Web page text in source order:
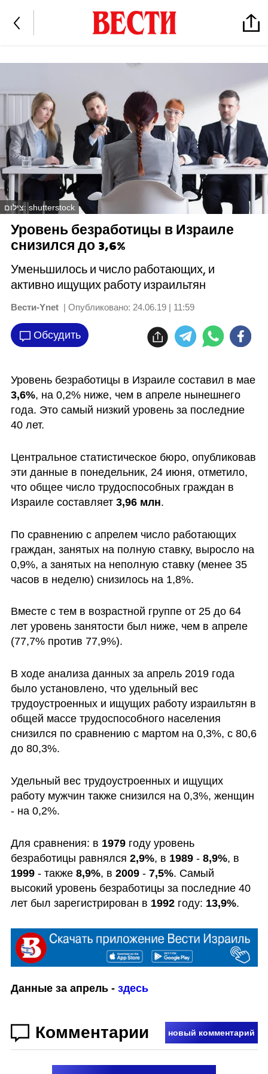
צילום: shutterstock
Уровень безработицы в Израиле
снизился до 3,6%
Уменьшилось и число работающих, и
активно ищущих работу израильтян
Вести-Ynet | Опубликовано: 24.06.19 | 11:59
Обсудить
Уровень безработицы в Израиле составил в мае
3,6%, на 0,2% ниже, чем в апреле нынешнего
года. Это самый низкий уровень за последние
40 лет.
Центральное статистическое бюро, опубликовав
эти данные в понедельник, 24 июня, отметило,
что общее число трудоспособных граждан в
Израиле составляет 3,96 млн.
По сравнению с апрелем число работающих
граждан, занятых на полную ставку, выросло на
0,9%, а занятых на неполную ставку (менее 35
часов в неделю) снизилось на 1,8%.
Вместе с тем в возрастной группе от 25 до 64
лет уровень занятости был ниже, чем в апреле
(77,7% против 77,9%).
В ходе анализа данных за апрель 2019 года
было установлено, что удельный вес
трудоустроенных и ищущих работу израильтян в
общей массе трудоспособного населения
снизился по сравнению с мартом на 0,3%, с 80,6
до 80,3%.
Удельный вес трудоустроенных и ищущих
работу мужчин также снизился на 0,3%, женщин
- на 0,2%.
Для сравнения: в 1979 году уровень
безработицы равнялся 2,9%, в 1989 - 8,9%
1999 - также 8,9%, в 2009 - 7,5%. Самый
высокий уровень безработицы за последние 40
лет был зарегистрирован в 1992 году: 13,9%.
Данные за апрель - здесь
Комментарии новый комментарий